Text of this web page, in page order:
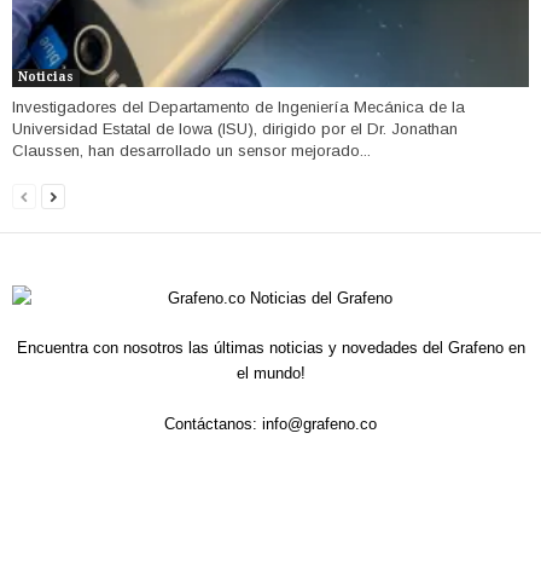
Noticias
Investigadores del Departamento de Ingeniería Mecánica de la
Universidad Estatal de Iowa (ISU), dirigido por el Dr. Jonathan
Claussen, han desarrollado un sensor mejorado...
Encuentra con nosotros las últimas noticias y novedades del Grafeno en
el mundo!
Contáctanos: info@grafeno.co